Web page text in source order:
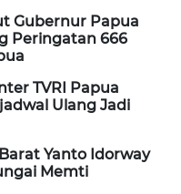
Gubernur Papua
Peringatan 666
TVRI Papua
Ulang Jadi
Yanto Idorway
Memti